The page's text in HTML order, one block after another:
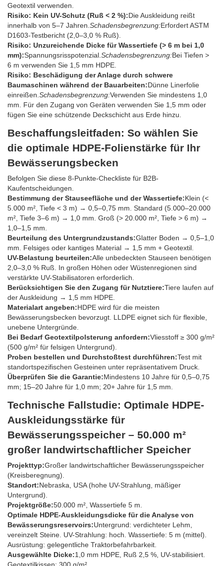
Geotextil verwenden.
Risiko: Kein UV-Schutz (Ruß < 2 %):Die Auskleidung reißt
innerhalb von 5–7 Jahren. Schadensbegrenzung:Erfordert ASTM
D1603-Testbericht (2,0–3,0 % Ruß).
Risiko: Unzureichende Dicke für Wassertiefe (> 6 m bei 1,0
mm):Spannungsrisspotenzial. Schadensbegrenzung:Bei Tiefen >
6 m verwenden Sie 1,5 mm HDPE.
Risiko: Beschädigung der Anlage durch schwere
Baumaschinen während der Bauarbeiten:Dünne Linerfolie
einreißen. Schadensbegrenzung:Verwenden Sie mindestens 1,0
mm. Für den Zugang von Geräten verwenden Sie 1,5 mm oder
fügen Sie eine schützende Deckschicht aus Erde hinzu.
Beschaffungsleitfaden: So wählen Sie
die optimale HDPE-Folienstärke für Ihr
Bewässerungsbecken
Befolgen Sie diese 8-Punkte-Checkliste für B2B-
Kaufentscheidungen.
Bestimmung der Stauseefläche und der Wassertiefe:Klein (<
5.000 m², Tiefe < 3 m) → 0,5–0,75 mm. Standard (5.000–20.000
m², Tiefe 3–6 m) → 1,0 mm. Groß (> 20.000 m², Tiefe > 6 m) →
1,0–1,5 mm.
Beurteilung des Untergrundzustands:Glatter Boden → 0,5–1,0
mm. Felsiges oder kantiges Material → 1,5 mm + Geotextil.
UV-Belastung beurteilen:Alle unbedeckten Stauseen benötigen
2,0–3,0 % Ruß. In großen Höhen oder Wüstenregionen sind
verstärkte UV-Stabilisatoren erforderlich.
Berücksichtigen Sie den Zugang für Nutztiere:Tiere laufen auf
der Auskleidung → 1,5 mm HDPE.
Materialart angeben:HDPE wird für die meisten
Bewässerungsbecken bevorzugt. LLDPE eignet sich für flexible,
unebene Untergründe.
Bei Bedarf Geotextilpolsterung anfordern:Vliesstoff ≥ 300 g/m²
(500 g/m² für felsigen Untergrund).
Proben bestellen und Durchstoßtest durchführen:Test mit
standortspezifischen Gesteinen unter repräsentativem Druck.
Überprüfen Sie die Garantie:Mindestens 10 Jahre für 0,5–0,75
mm; 15–20 Jahre für 1,0 mm; 20+ Jahre für 1,5 mm.
Technische Fallstudie: Optimale HDPE-
Auskleidungsstärke für
Bewässerungsspeicher – 50.000 m²
großer landwirtschaftlicher Speicher
Projekttyp:Großer landwirtschaftlicher Bewässerungsspeicher
(Kreisberegnung).
Standort:Nebraska, USA (hohe UV-Strahlung, mäßiger
Untergrund).
Projektgröße:50.000 m², Wassertiefe 5 m.
Optimale HDPE-Auskleidungsdicke für die Analyse von
Bewässerungsreservoirs:Untergrund: verdichteter Lehm,
vereinzelt Steine. UV-Strahlung: hoch. Wassertiefe: 5 m (mittel).
Ausrüstung: gelegentliche Traktorbefahrbarkeit.
Ausgewählte Dicke:1,0 mm HDPE, Ruß 2,5 %, UV-stabilisiert.